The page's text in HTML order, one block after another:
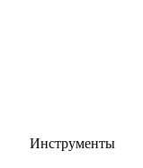
Инструменты